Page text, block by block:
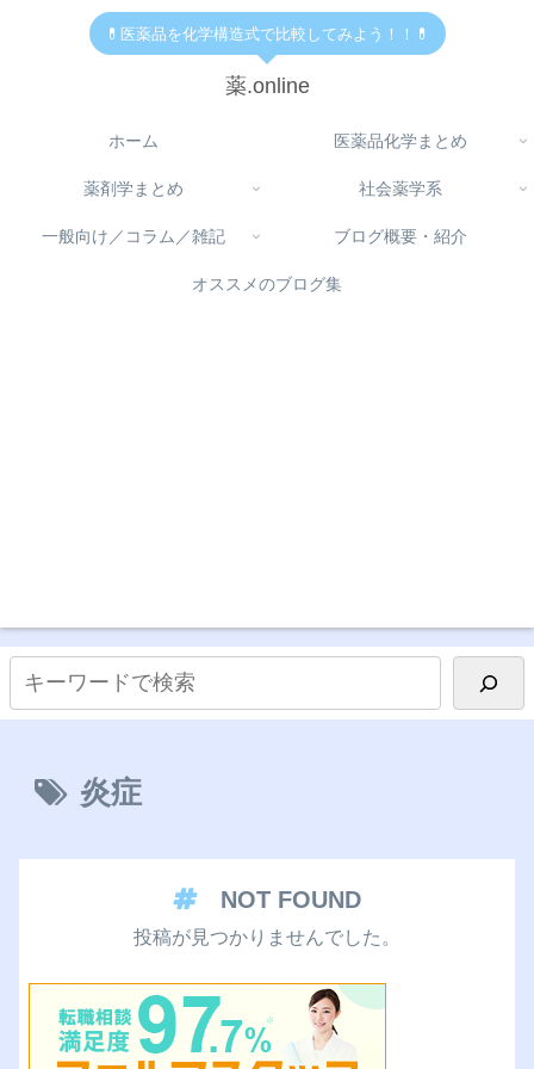
💊医薬品を化学構造式で比較してみよう！！💊
薬.online
ホーム 医薬品化学まとめ
薬剤学まとめ 社会薬学系
一般向け／コラム／雑記 ブログ概要・紹介
オススメのブログ集
炎症
NOT FOUND
投稿が見つかりませんでした。